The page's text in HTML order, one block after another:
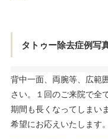
タトゥー除去症例写
背中一面、両腕等、広範
さい。１回のご来院で全
期間も長くなってしまい
希望にお応えいたします。